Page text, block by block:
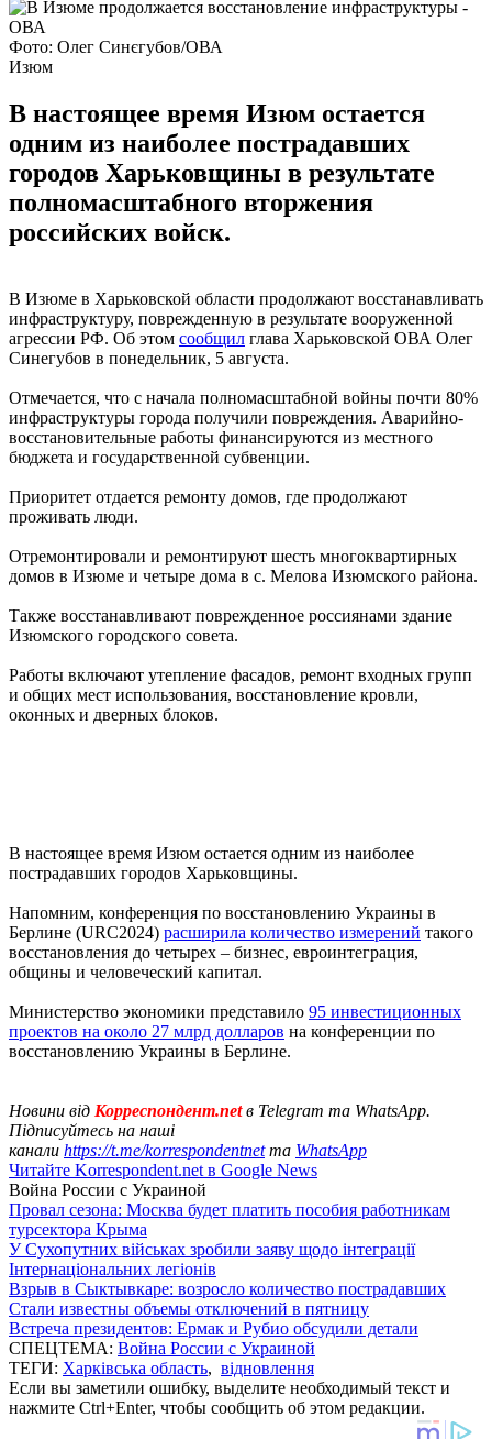
Фото: Олег Синєгубов/ОВА
Изюм
В настоящее время Изюм остается
одним из наиболее пострадавших
городов Харьковщины в результате
полномасштабного вторжения
российских войск.
В Изюме в Харьковской области продолжают восстанавливать
инфраструктуру, поврежденную в результате вооруженной
агрессии РФ. Об этом сообщил глава Харьковской ОВА Олег
Синегубов в понедельник, 5 августа.
Отмечается, что с начала полномасштабной войны почти 80%
инфраструктуры города получили повреждения. Аварийно-
восстановительные работы финансируются из местного
бюджета и государственной субвенции.
Приоритет отдается ремонту домов, где продолжают
проживать люди.
Отремонтировали и ремонтируют шесть многоквартирных
домов в Изюме и четыре дома в с. Мелова Изюмского района.
Также восстанавливают поврежденное россиянами здание
Изюмского городского совета.
Работы включают утепление фасадов, ремонт входных групп
и общих мест использования, восстановление кровли,
оконных и дверных блоков.
В настоящее время Изюм остается одним из наиболее
пострадавших городов Харьковщины.
Напомним, конференция по восстановлению Украины в
Берлине (URC2024) расширила количество измерений такого
восстановления до четырех – бизнес, евроинтеграция,
общины и человеческий капитал.
Министерство экономики представило 95 инвестиционных
проектов на около 27 млрд долларов на конференции по
восстановлению Украины в Берлине.
Новини від Корреспондент.netв Telegram та WhatsApp.
Підписуйтесь на наші
канали https://t.me/korrespondentnetта WhatsApp
Читайте Korrespondent.net в Google News
Война России с Украиной
Провал сезона: Москва будет платить пособия работникам
турсектора Крыма
У Сухопутних військах зробили заяву щодо інтеграції
Інтернаціональних легіонів
Взрыв в Сыктывкаре: возросло количество пострадавших
Стали известны объемы отключений в пятницу
Встреча президентов: Ермак и Рубио обсудили детали
СПЕЦТЕМА: Война России с Украиной
ТЕГИ: Харківська область, відновлення
Если вы заметили ошибку, выделите необходимый текст и
нажмите Ctrl+Enter, чтобы сообщить об этом редакции.